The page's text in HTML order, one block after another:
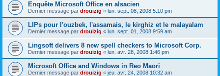
Enquête Microsoft Office en alsacien
Dernier message par drouizig « lun. sept. 08, 2008 5:10 pm
LIPs pour l'ouzbek, l'assamais, le kirghiz et le malayalam
Dernier message par drouizig « lun. sept. 01, 2008 9:59 am
Lingsoft delivers 8 new spell checkers to Microsoft Corp.
Dernier message par drouizig « lun. avr. 28, 2008 1:46 pm
Microsoft Office and Windows in Reo Maori
Dernier message par drouizig « jeu. avr. 24, 2008 10:32 am